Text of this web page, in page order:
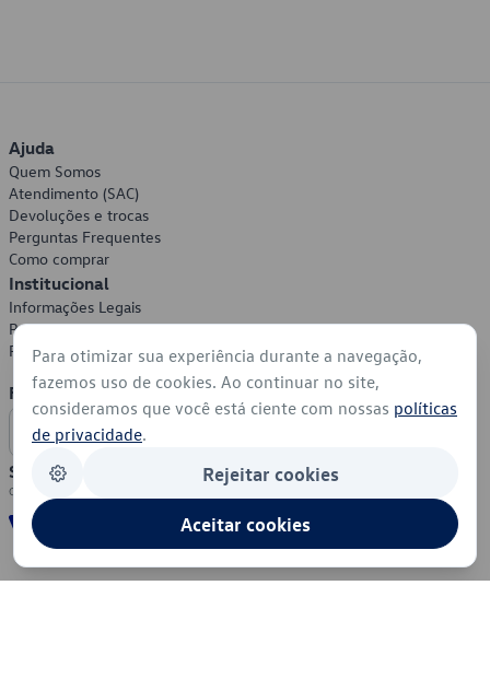
Ajuda
Quem Somos
Atendimento (SAC)
Devoluções e trocas
Perguntas Frequentes
Como comprar
Institucional
Informações Legais
Política de Privacidade
Política de Cookies
Formas de Pagamento
Segurança
Para otimizar sua experiência durante a navegação,
fazemos uso de cookies. Ao continuar no site,
consideramos que você está ciente com nossas políticas
de privacidade.
Rejeitar cookies
Aceitar cookies